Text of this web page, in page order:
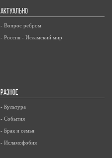
АКТУАЛЬНО
- Вопрос ребром
- Россия - Исламский мир
РАЗНОЕ
- Культура
- События
- Брак и семья
- Исламофобия